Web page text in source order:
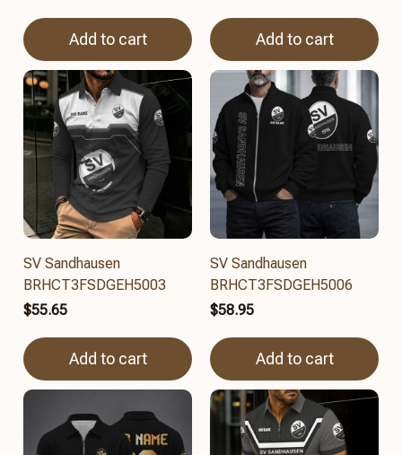
Add to cart Add to cart
SV Sandhausen
BRHCT3FSDGEH5003
$55.65
Add to cart
SV Sandhausen
BRHCT3FSDGEH5006
$58.95
Add to cart